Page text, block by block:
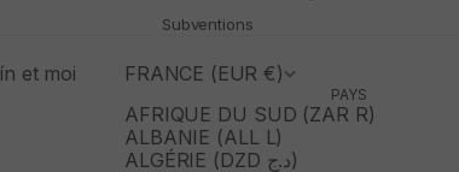
Subventions
FRANCE (EUR €)
PAYS
AFRIQUE DU SUD (ZAR R)
ALBANIE (ALL L)
ALGÉRIE (DZD د.ج)
et moi